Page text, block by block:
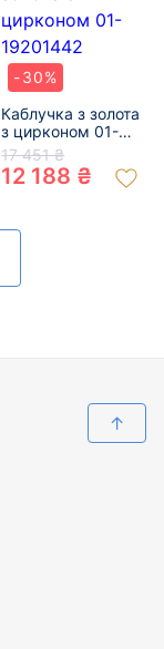
-30%
Каблучка з золота
з цирконом 01-
19201442
17 451 ₴
12 188 ₴
↑